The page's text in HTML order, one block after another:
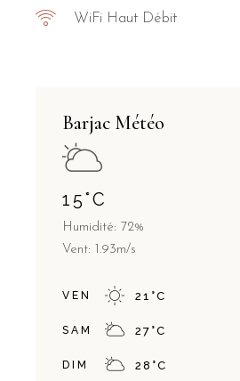
WiFi Haut Débit
Barjac Météo
15°C
Humidité: 72%
Vent: 1.93m/s
VEN 21 °C
SAM 27 °C
DIM 28 °C